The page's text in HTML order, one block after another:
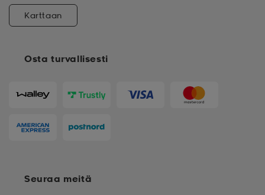
Osta turvallisesti
Karttaan
Seuraa meitä